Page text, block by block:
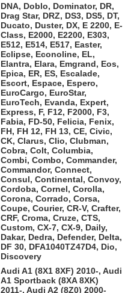
DNA, Doblo, Dominator, DR,
Drag Star, DRZ, DS3, DS5, DT,
Ducato, Duster, DX, E 2200, E-
Class, E2000, E2200, E303,
E512, E514, E517, Easter,
Eclipse, Econoline, EL,
Elantra, Elara, Emgrand, Eos,
Epica, ER, ES, Escalade,
Escort, Espace, Espero,
EuroCargo, EuroStar,
EuroTech, Evanda, Expert,
Express, F, F12, F2000, F3,
Fabia, FD-50, Felicia, Fenix,
FH, FH 12, FH 13, CE, Civic,
CK, Clarus, Clio, Clubman,
Cobra, Colt, Columbia,
Combi, Combo, Commander,
Commandor, Connect,
Consul, Continental, Convoy,
Cordoba, Cornel, Corolla,
Corona, Corrado, Corsa,
Coupe, Courier, CR-V, Crafter,
CRF, Croma, Cruze, CTS,
Custom, CX-7, CX-9, Daily,
Dakar, Dedra, Defender, Delta,
DF 30, DFA1040TZ47D4, Dio,
Discovery
Audi A1 (8X1 8XF) 2010-, Audi
A1 Sportback (8XA 8XK)
2011-, Audi A2 (8Z0) 2000-